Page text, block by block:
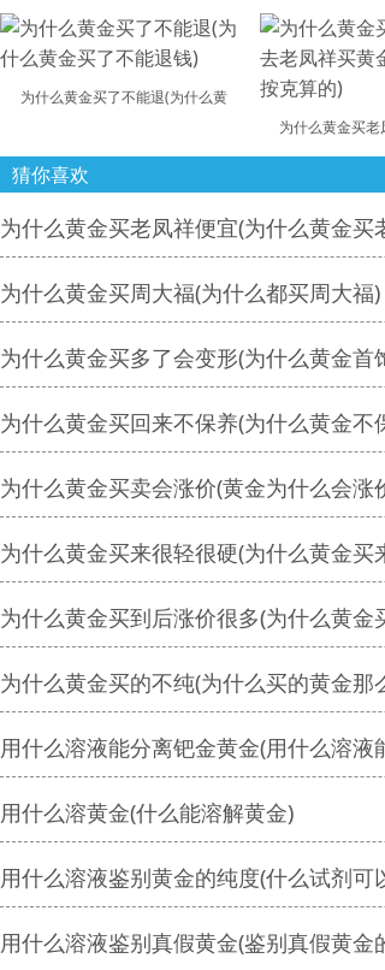
为什么黄金买了不能退(为什么黄
为什么黄金买
猜你喜欢
为什么黄金买老凤祥便宜(为什么黄金买
为什么黄金买周大福(为什么都买周大福)
为什么黄金买多了会变形(为什么黄金首
为什么黄金买回来不保养(为什么黄金不
为什么黄金买卖会涨价(黄金为什么会涨
为什么黄金买来很轻很硬(为什么黄金买
为什么黄金买到后涨价很多(为什么黄金
为什么黄金买的不纯(为什么买的黄金那
用什么溶液能分离钯金黄金(用什么溶液
用什么溶黄金(什么能溶解黄金)
用什么溶液鉴别黄金的纯度(什么试剂可
用什么溶液鉴别真假黄金(鉴别真假黄金